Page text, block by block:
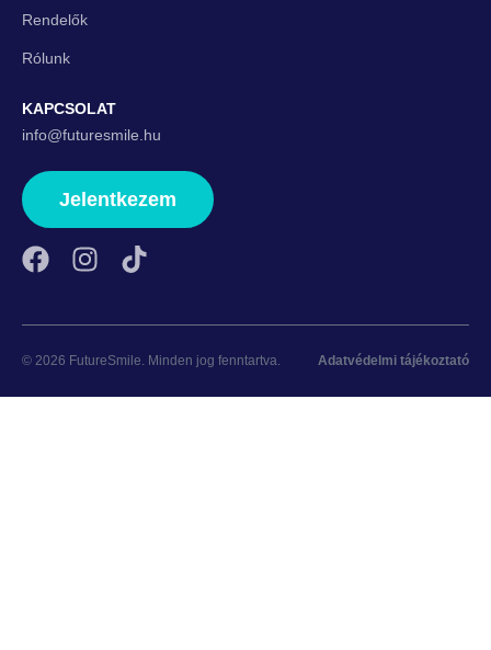
Rendelők
Rólunk
KAPCSOLAT
info@futuresmile.hu
Jelentkezem
© 2026 FutureSmile. Minden jog fenntartva. Adatvédelmi tájékoztató